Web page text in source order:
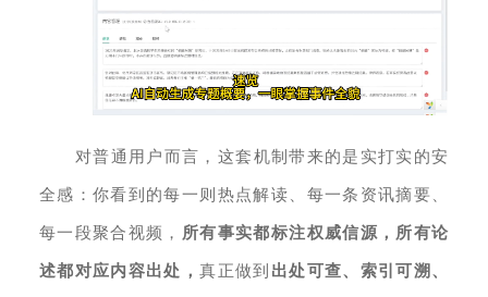
对普通用户而言，这套机制带来的是实打实的安
全感：你看到的每一则热点解读、每一条资讯摘要、
每一段聚合视频， 所有事实都标注权威信源，所有论
述都对应内容出处，真正做到 出处可查、索引可溯、